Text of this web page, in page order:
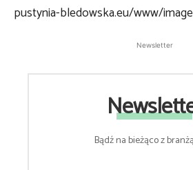
pustynia-bledowska.eu/www/
Newsletter
Bądź na bieżąco z